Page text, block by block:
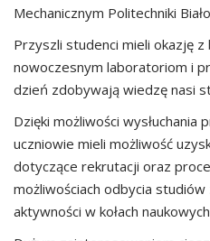
Mechanicznym Politechniki
Przyszli studenci mieli okazję
nowoczesnym laboratoriom i
dzień zdobywają wiedzę nasi
Dzięki możliwości wysłuchania
uczniowie mieli możliwość
dotyczące rekrutacji oraz
możliwościach odbycia
aktywności w kołach